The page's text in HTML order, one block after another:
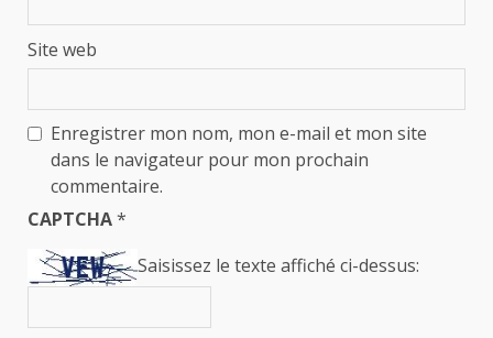
Site web
Enregistrer mon nom, mon e-mail et mon site
dans le navigateur pour mon prochain
commentaire.
CAPTCHA*
Saisissez le texte affiché ci-dessus: